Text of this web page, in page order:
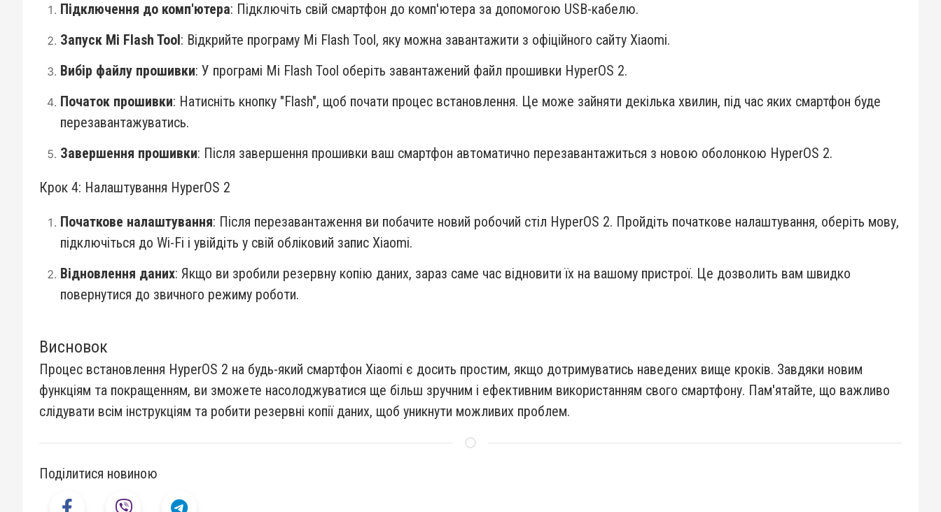
Підключення до комп'ютера: Підключіть свій смартфон до комп'ютера за допомогою USB-кабелю.
Запуск Mi Flash Tool: Відкрийте програму Mi Flash Tool, яку можна завантажити з офіційного сайту Xiaomi.
Вибір файлу прошивки: У програмі Mi Flash Tool оберіть завантажений файл прошивки HyperOS 2.
Початок прошивки: Натисніть кнопку "Flash", щоб почати процес встановлення. Це може зайняти декілька хвилин, під час яких смартфон буде
перезавантажуватись.
Завершення прошивки: Після завершення прошивки ваш смартфон автоматично перезавантажиться з новою оболонкою HyperOS 2.
Крок 4: Налаштування HyperOS 2
Початкове налаштування: Після перезавантаження ви побачите новий робочий стіл HyperOS 2. Пройдіть початкове налаштування, оберіть мову,
підключіться до Wi-Fi і увійдіть у свій обліковий запис Xiaomi.
Відновлення даних: Якщо ви зробили резервну копію даних, зараз саме час відновити їх на вашому пристрої. Це дозволить вам швидко
повернутися до звичного режиму роботи.
Висновок
Процес встановлення HyperOS 2 на будь-який смартфон Xiaomi є досить простим, якщо дотримуватись наведених вище кроків. Завдяки новим
функціям та покращенням, ви зможете насолоджуватися ще більш зручним і ефективним використанням свого смартфону. Пам'ятайте, що важливо
слідувати всім інструкціям та робити резервні копії даних, щоб уникнути можливих проблем.
Поділитися новиною